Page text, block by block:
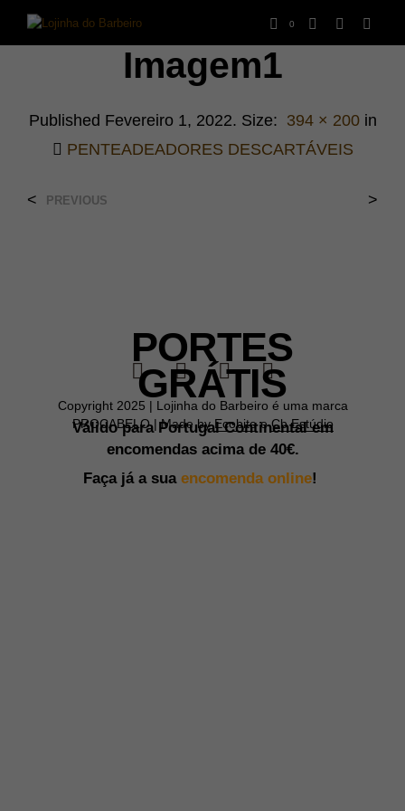
0
Imagem1
Published Fevereiro 1, 2022. Size: 394 × 200in
PENTEADEADORES DESCARTÁVEIS
< PREVIOUS >
Copyright 2025 | Lojinha do Barbeiro é uma marca
PROCABELO | Made byEcobiteeCb Estúdio
PORTES
GRÁTIS
Válido para Portugal Continental em
encomendas acima de 40€.
Faça já a sua encomenda online!